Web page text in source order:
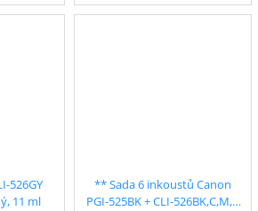
526GY
11 ml
** Sada 6 inkoustů Canon
PGI-525BK + CLI-526BK,C,M,Y